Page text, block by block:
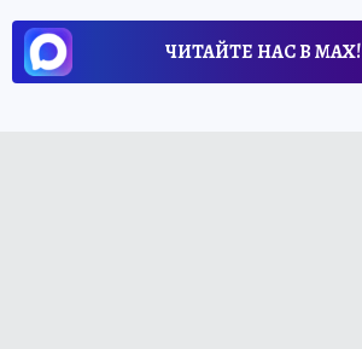
ЧИТАЙТЕ НАС В МАХ!